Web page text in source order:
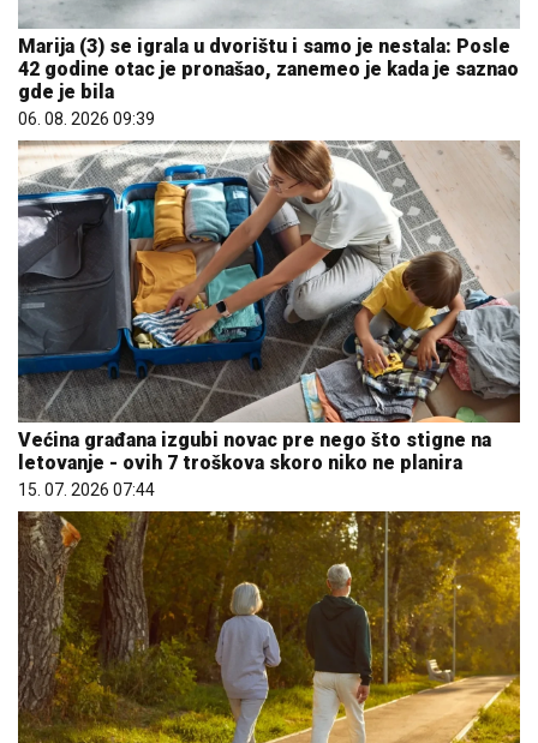
Marija (3) se igrala u dvorištu i samo je nestala: Posle
42 godine otac je pronašao, zanemeo je kada je saznao
gde je bila
06. 08. 2026 09:39
Većina građana izgubi novac pre nego što stigne na
letovanje - ovih 7 troškova skoro niko ne planira
15. 07. 2026 07:44